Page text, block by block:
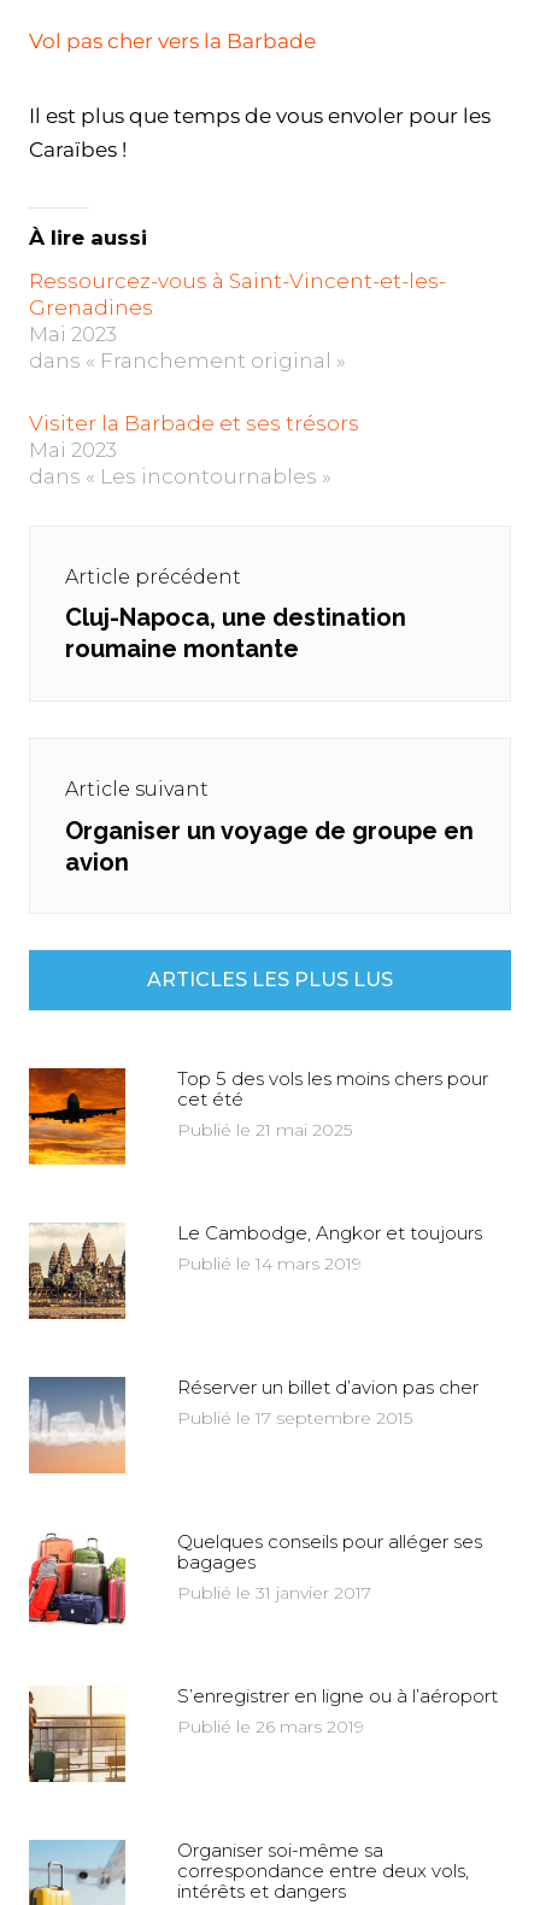
Vol pas cher vers la Barbade
Il est plus que temps de vous envoler pour les
Caraïbes !
À lire aussi
Ressourcez-vous à Saint-Vincent-et-les-
Grenadines
Mai 2023
dans « Franchement original »
Visiter la Barbade et ses trésors
Mai 2023
dans « Les incontournables »
l’articleArticle précédent
Previous
post:
Cluj-Napoca, une destination
roumaine montante
Article suivant
Next
post:
Organiser un voyage de groupe en
avion
ARTICLES LES PLUS LUS
Top 5 des vols les moins chers pour
cet été
Publié le 21 mai 2025
Le Cambodge, Angkor et toujours
Publié le 14 mars 2019
Réserver un billet d’avion pas cher
Publié le 17 septembre 2015
Quelques conseils pour alléger ses
bagages
Publié le 31 janvier 2017
S’enregistrer en ligne ou à l’aéroport
Publié le 26 mars 2019
Organiser soi-même sa
correspondance entre deux vols,
intérêts et dangers